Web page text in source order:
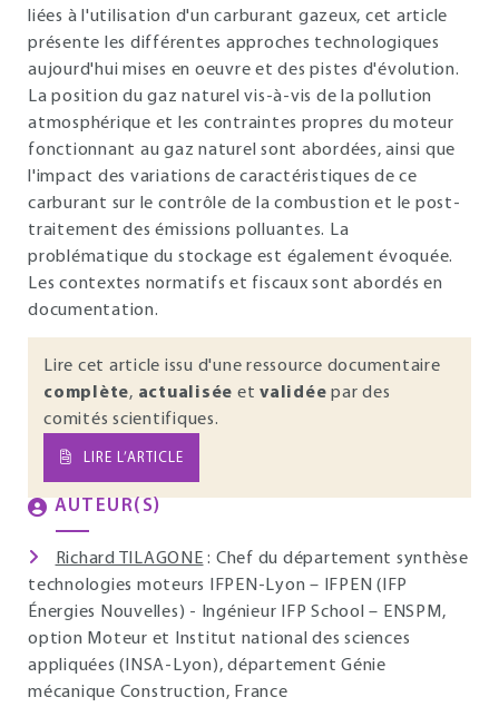
liées à l'utilisation d'un carburant gazeux, cet article
présente les différentes approches technologiques
aujourd'hui mises en oeuvre et des pistes d'évolution.
La position du gaz naturel vis-à-vis de la pollution
atmosphérique et les contraintes propres du moteur
fonctionnant au gaz naturel sont abordées, ainsi que
l'impact des variations de caractéristiques de ce
carburant sur le contrôle de la combustion et le post-
traitement des émissions polluantes. La
problématique du stockage est également évoquée.
Les contextes normatifs et fiscaux sont abordés en
documentation.
Lire cet article issu d'une ressource documentaire
complète, actualisée et validée par des
comités scientifiques.
LIRE L’ARTICLE
AUTEUR(S)
Richard TILAGONE : Chef du département synthèse
technologies moteurs IFPEN-Lyon – IFPEN (IFP
Énergies Nouvelles) - Ingénieur IFP School – ENSPM,
option Moteur et Institut national des sciences
appliquées (INSA-Lyon), département Génie
mécanique Construction, France